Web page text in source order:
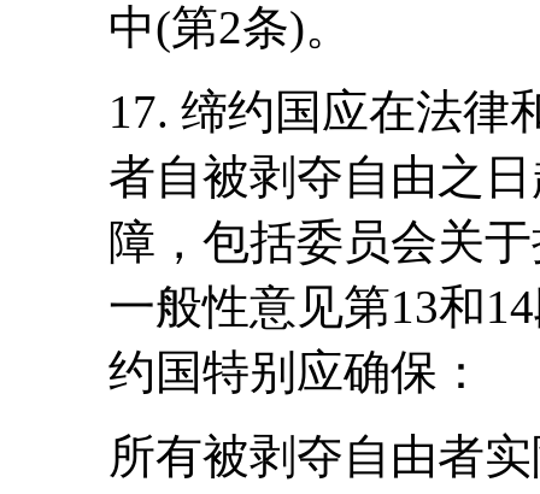
中(第2条)。
17. 缔约国应在法律
者自被剥夺自由之
障，包括委员会关
一般性意见第13和
约国特别应确保：
所有被剥夺自由者